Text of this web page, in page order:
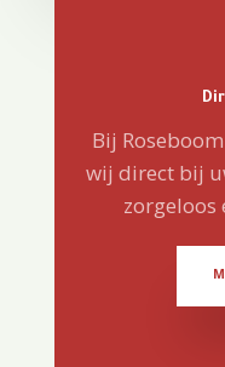
Bij
wij direct bij
zorgeloos